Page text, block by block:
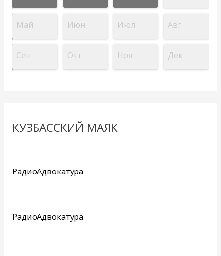
Май Июн Июл Авг
Сен Окт Ноя Дек
КУЗБАССКИЙ МАЯК
РадиоАдвокатура
РадиоАдвокатура